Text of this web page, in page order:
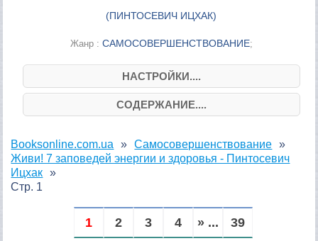
(ПИНТОСЕВИЧ ИЦХАК)
Жанр : САМОСОВЕРШЕНСТВОВАНИЕ;
НАСТРОЙКИ....
СОДЕРЖАНИЕ....
Booksonline.com.ua
Самосовершенствование
Живи! 7 заповедей энергии и здоровья - Пинтосевич
Ицхак
Стр. 1
1 2 3 4 » ... 39